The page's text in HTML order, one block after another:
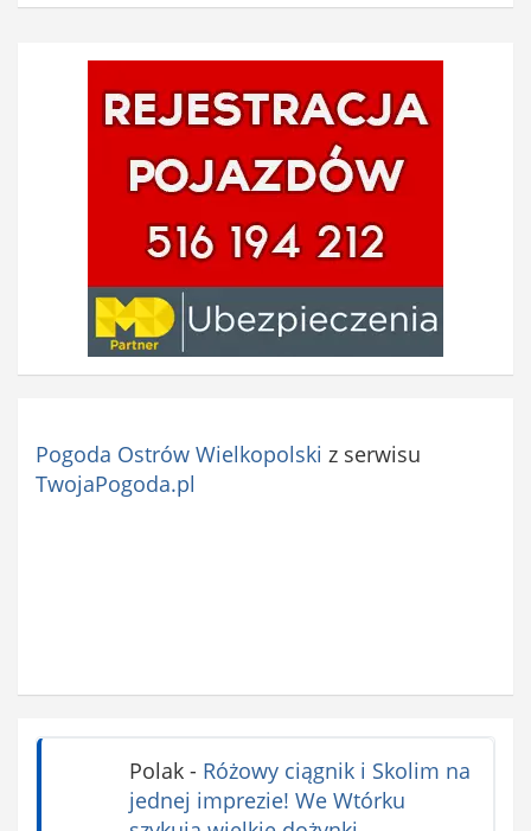
Pogoda Ostrów Wielkopolski z serwisu
TwojaPogoda.pl
Polak- Różowy ciągnik i Skolim na
jednej imprezie! We Wtórku